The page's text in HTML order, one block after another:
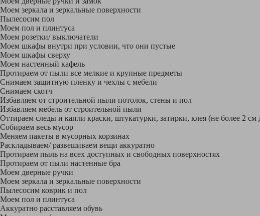
Моем зеркала и зеркальные поверхности
Пылесосим пол
Моем пол и плинтуса
Моем розетки/ выключатели
Моем шкафы внутри при условии, что они пустые
Моем шкафы сверху
Моем настенный кафель
Протираем от пыли все мелкие и крупные предметы
Снимаем защитную пленку и чехлы с мебели
Снимаем скотч
Избавляем от строительной пыли потолок, стены и пол
Избавляем мебель от строительной пыли
Оттираем следы и капли краски, штукатурки, затирки, клея (не более 2 см
Собираем весь мусор
Меняем пакеты в мусорных корзинах
Раскладываем/ развешиваем вещи аккуратно
Протираем пыль на всех доступных и свободных поверхностях
Протираем от пыли настенные бра
Моем дверные ручки
Моем зеркала и зеркальные поверхности
Пылесосим коврик и пол
Моем пол и плинтуса
Аккуратно расставляем обувь